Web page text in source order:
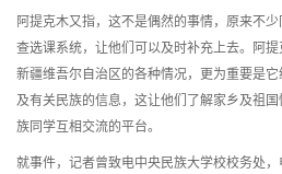
阿提克木又指，这不是偶然的事情，原来不
查选课系统，让他们可以及时补充上去。阿
新疆维吾尔自治区的各种情况，更为重要是
及有关民族的信息，这让他们了解家乡及祖
族同学互相交流的平台。
就事件，记者曾致电中央民族大学校校务处，